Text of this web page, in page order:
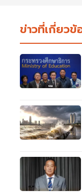
ข่าวที่เกี่ยวข้